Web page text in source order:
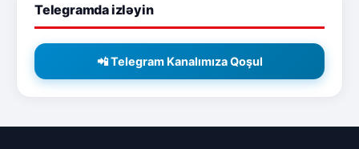
Telegramda izləyin
📲 Telegram Kanalımıza Qoşul